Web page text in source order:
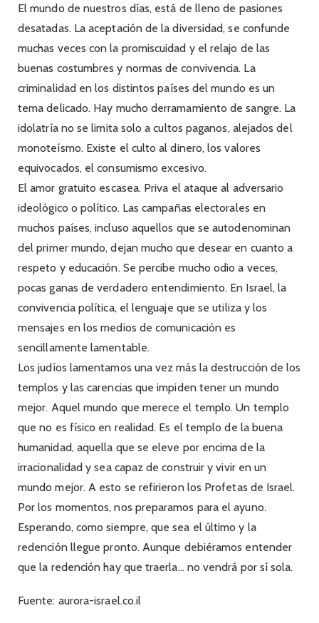
El mundo de nuestros días, está de lleno de pasiones
desatadas. La aceptación de la diversidad, se confunde
muchas veces con la promiscuidad y el relajo de las
buenas costumbres y normas de convivencia. La
criminalidad en los distintos países del mundo es un
tema delicado. Hay mucho derramamiento de sangre. La
idolatría no se limita solo a cultos paganos, alejados del
monoteísmo. Existe el culto al dinero, los valores
equivocados, el consumismo excesivo.
El amor gratuito escasea. Priva el ataque al adversario
ideológico o político. Las campañas electorales en
muchos países, incluso aquellos que se autodenominan
del primer mundo, dejan mucho que desear en cuanto a
respeto y educación. Se percibe mucho odio a veces,
pocas ganas de verdadero entendimiento. En Israel, la
convivencia política, el lenguaje que se utiliza y los
mensajes en los medios de comunicación es
sencillamente lamentable.
Los judíos lamentamos una vez más la destrucción de los
templos y las carencias que impiden tener un mundo
mejor. Aquel mundo que merece el templo. Un templo
que no es físico en realidad. Es el templo de la buena
humanidad, aquella que se eleve por encima de la
irracionalidad y sea capaz de construir y vivir en un
mundo mejor. A esto se refirieron los Profetas de Israel.
Por los momentos, nos preparamos para el ayuno.
Esperando, como siempre, que sea el último y la
redención llegue pronto. Aunque debiéramos entender
que la redención hay que traerla… no vendrá por sí sola.
Fuente: aurora-israel.co.il